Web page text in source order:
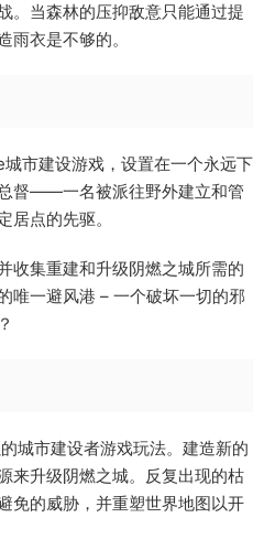
。当森林的压抑敌意只能通过提
雨衣是不够的。
市建设游戏，设置在一个永远下
督——一名被派往野外建立和管
居点的先驱。
收集重建和升级阴燃之城所需的
唯一避风港 – 一个破坏一切的邪
城市建设者游戏玩法。建造新的
来升级阴燃之城。反复出现的枯
免的威胁，并重塑世界地图以开